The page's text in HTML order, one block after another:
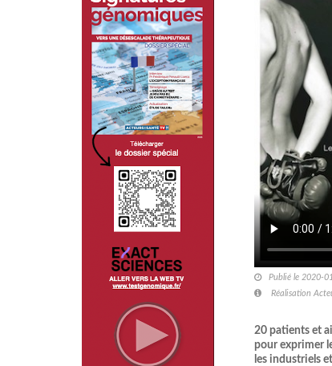
Publié le 2020-
Réalisation
20 patients et
pour exprimer
les industriels